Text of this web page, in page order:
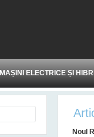
MAȘINI ELECTRICE ȘI
Noul